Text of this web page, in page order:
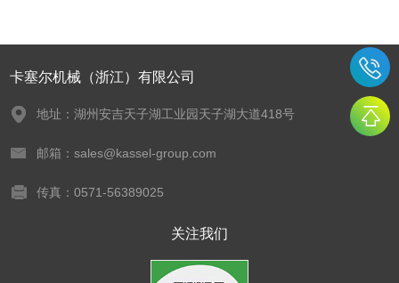
卡塞尔机械（浙江）有限公司
地址：湖州安吉天子湖工业园天子湖大道418号
邮箱：sales@kassel-group.com
传真：0571-56389025
关注我们